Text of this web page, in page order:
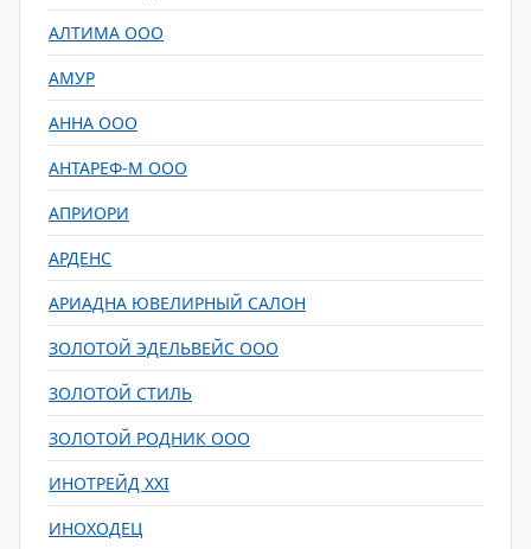
АЛТИМА ООО
АМУР
АННА ООО
АНТАРЕФ-М ООО
АПРИОРИ
АРДЕНС
АРИАДНА ЮВЕЛИРНЫЙ САЛОН
ЗОЛОТОЙ ЭДЕЛЬВЕЙС ООО
ЗОЛОТОЙ СТИЛЬ
ЗОЛОТОЙ РОДНИК ООО
ИНОТРЕЙД XXI
ИНОХОДЕЦ